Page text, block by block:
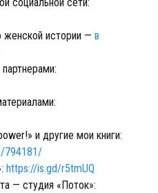
женской истории — в
и другие мои книги:
794181/
https://is.gd/r5tmUQ
— студия «Поток»: